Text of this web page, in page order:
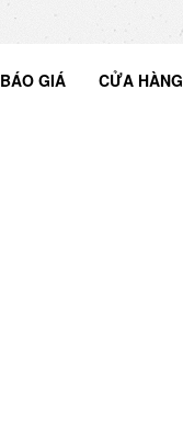
BÁO GIÁ CỬA HÀNG